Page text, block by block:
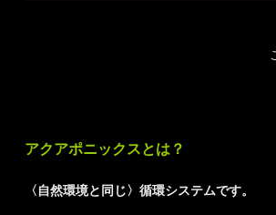
アクアポニックスとは？
〈自然環境と同じ〉循環システムです。